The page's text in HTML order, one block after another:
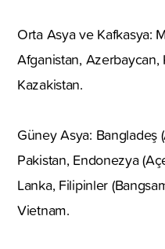
Orta Asya ve Kafkasya:
Afganistan, Azerbaycan,
Kazakistan.
Güney Asya: Bangladeş
Pakistan, Endonezya
Lanka, Filipinler
Vietnam.